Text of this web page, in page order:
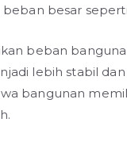
besar
beban
lebih stabil
bangunan